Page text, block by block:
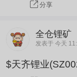
分享
全仓锂矿
发表于 今天
$天齐锂业